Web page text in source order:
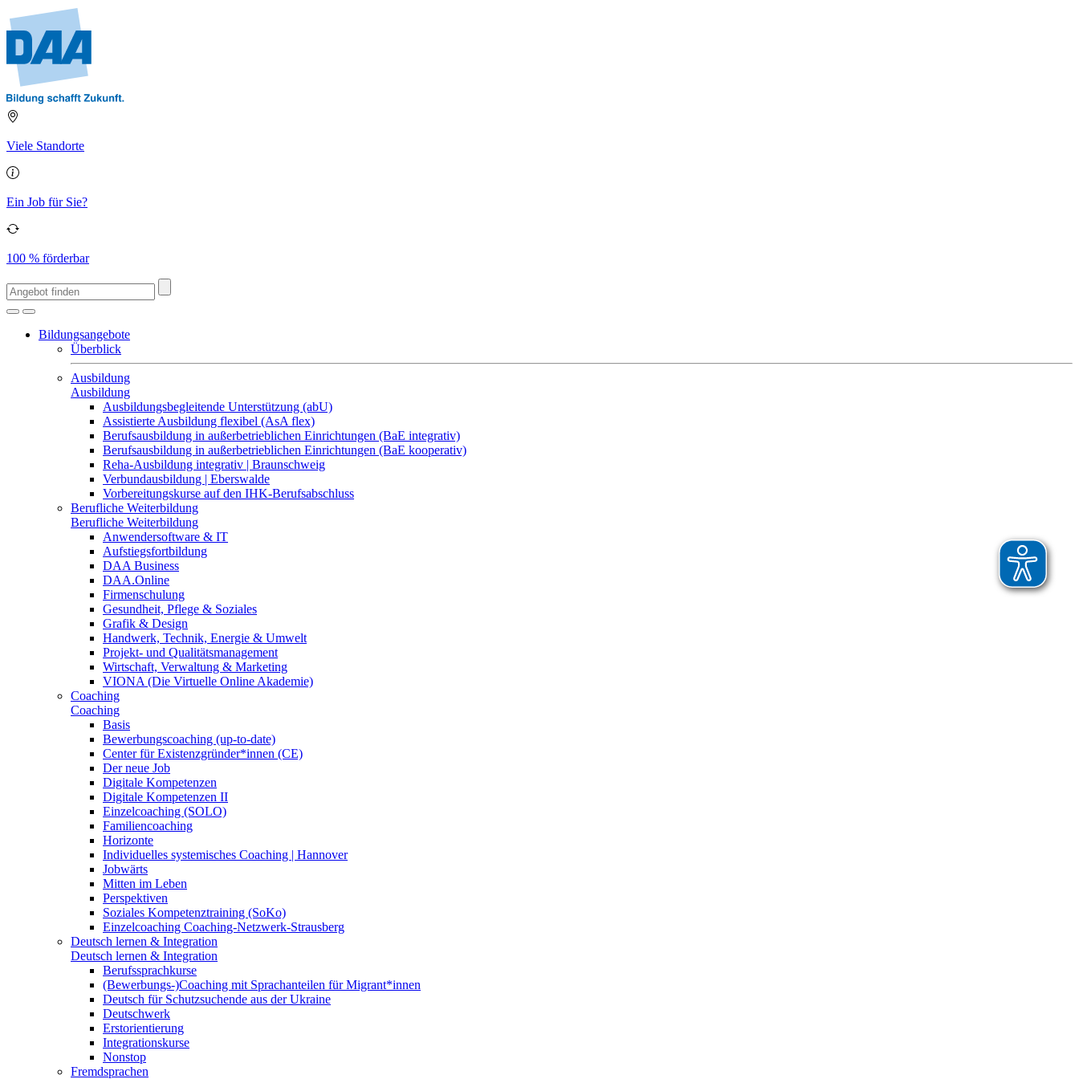
Viele Standorte
Ein Job für Sie?
100 % förderbar
Bildungsangebote
Überblick
Ausbildung
Ausbildung
Ausbildungsbegleitende Unterstützung (abU)
Assistierte Ausbildung flexibel (AsA flex)
Berufsausbildung in außerbetrieblichen Einrichtungen (BaE integrativ)
Berufsausbildung in außerbetrieblichen Einrichtungen (BaE kooperativ)
Reha-Ausbildung integrativ | Braunschweig
Verbundausbildung | Eberswalde
Vorbereitungskurse auf den IHK-Berufsabschluss
Berufliche Weiterbildung
Berufliche Weiterbildung
Anwendersoftware & IT
Aufstiegsfortbildung
DAA Business
DAA.Online
Firmenschulung
Gesundheit, Pflege & Soziales
Grafik & Design
Handwerk, Technik, Energie & Umwelt
Projekt- und Qualitätsmanagement
Wirtschaft, Verwaltung & Marketing
VIONA (Die Virtuelle Online Akademie)
Coaching
Coaching
Basis
Bewerbungscoaching (up-to-date)
Center für Existenzgründer*innen (CE)
Der neue Job
Digitale Kompetenzen
Digitale Kompetenzen II
Einzelcoaching (SOLO)
Familiencoaching
Horizonte
Individuelles systemisches Coaching | Hannover
Jobwärts
Mitten im Leben
Perspektiven
Soziales Kompetenztraining (SoKo)
Einzelcoaching Coaching-Netzwerk-Strausberg
Deutsch lernen & Integration
Deutsch lernen & Integration
Berufssprachkurse
(Bewerbungs-)Coaching mit Sprachanteilen für Migrant*innen
Deutsch für Schutzsuchende aus der Ukraine
Deutschwerk
Erstorientierung
Integrationskurse
Nonstop
Fremdsprachen